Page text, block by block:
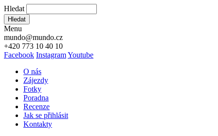
Hledat
Hledat
Menu
mundo@mundo.cz
+420 773 10 40 10
Facebook InstagramYoutube
O nás
Zájezdy
Fotky
Poradna
Recenze
Jak se přihlásit
Kontakty